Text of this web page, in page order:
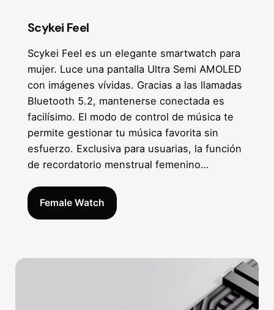
Scykei Feel
Scykei Feel es un elegante smartwatch para
mujer. Luce una pantalla Ultra Semi AMOLED
con imágenes vívidas. Gracias a las llamadas
Bluetooth 5.2, mantenerse conectada es
facilísimo. El modo de control de música te
permite gestionar tu música favorita sin
esfuerzo. Exclusiva para usuarias, la función
de recordatorio menstrual femenino…
Female Watch